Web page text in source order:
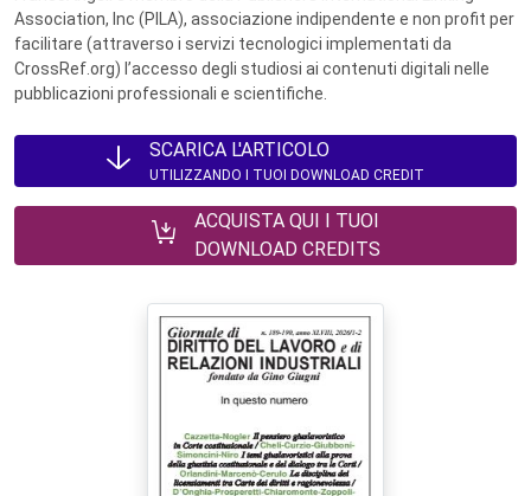
Association, Inc (PILA), associazione indipendente e non profit per
facilitare (attraverso i servizi tecnologici implementati da
CrossRef.org) l’accesso degli studiosi ai contenuti digitali nelle
pubblicazioni professionali e scientifiche.
SCARICA L'ARTICOLO
UTILIZZANDO I TUOI DOWNLOAD CREDIT
ACQUISTA QUI I TUOI
DOWNLOAD CREDITS